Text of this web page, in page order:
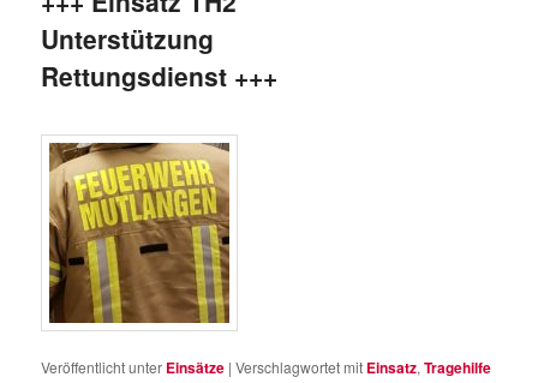
Unterstützung
Rettungsdienst +++
Veröffentlicht unter Einsätze |Verschlagwortet mit Einsatz,Tragehilfe